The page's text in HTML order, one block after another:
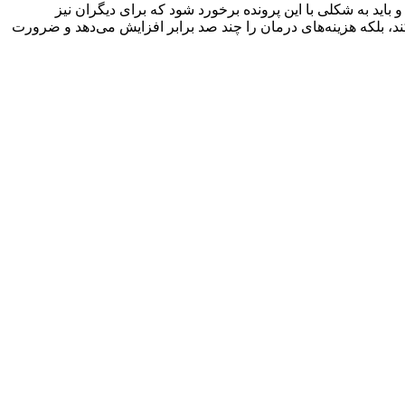
باید به شکلی با این پرونده برخورد شود که برای دیگران نیز
بلکه هزینه‌های درمان را چند صد برابر افزایش می‌دهد و ضرورت